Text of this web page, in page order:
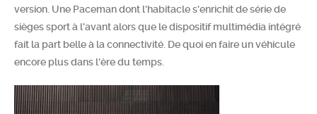
version. Une Paceman dont l'habitacle s'enrichit de série de
sièges sport à l'avant alors que le dispositif multimédia intégré
fait la part belle à la connectivité. De quoi en faire un véhicule
encore plus dans l'ère du temps.